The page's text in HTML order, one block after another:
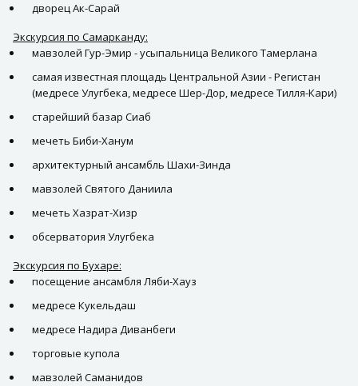
дворец Ак-Сарай
Экскурсия по Самарканду:
мавзолей Гур-Эмир - усыпальница Великого Тамерлана
самая известная площадь Центральной Азии - Регистан
(медресе Улугбека, медресе Шер-Дор, медресе Тилля-Кари)
старейший базар Сиаб
мечеть Биби-Ханум
архитектурный ансамбль Шахи-Зинда
мавзолей Святого Даниила
мечеть Хазрат-Хизр
обсерватория Улугбека
Экскурсия по Бухаре:
посещение ансамбля Ляби-Хауз
медресе Кукельдаш
медресе Надира Диванбеги
торговые купола
мавзолей Саманидов